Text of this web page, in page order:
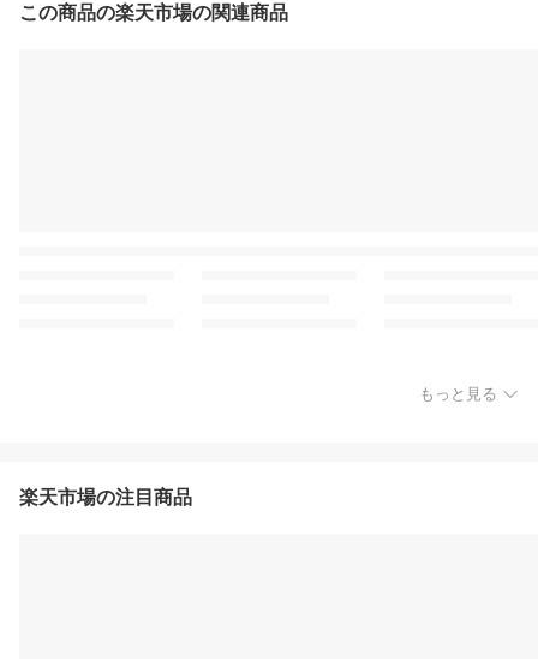
この商品の楽天市場の関連商品
もっと見る
楽天市場の注目商品